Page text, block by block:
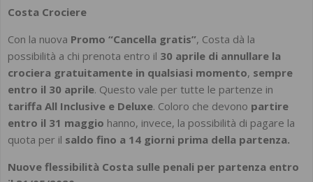
Costa Crociere
Con la nuova Promo “Cancella gratis”, Costa dà la
possibilità a chi prenota entro il 30 aprile di annullare la
crociera gratuitamente in qualsiasi momento, sempre
entro il 30 aprile. Questo vale per tutte le partenze in
tariffa All Inclusive e Deluxe. Coloro che devono partire
entro il 31 maggio hanno, invece, la possibilità di pagare la
quota per il saldo fino a 14 giorni prima della partenza.
Nuove flessibilità Costa sulle penali per partenza entro